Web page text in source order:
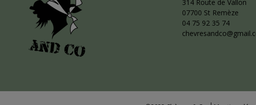
314 Route de Vallon
07700 St Remèze
04 75 92 35 74